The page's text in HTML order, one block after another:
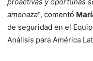
amenaza“, comentó
de seguridad en el
Análisis para América